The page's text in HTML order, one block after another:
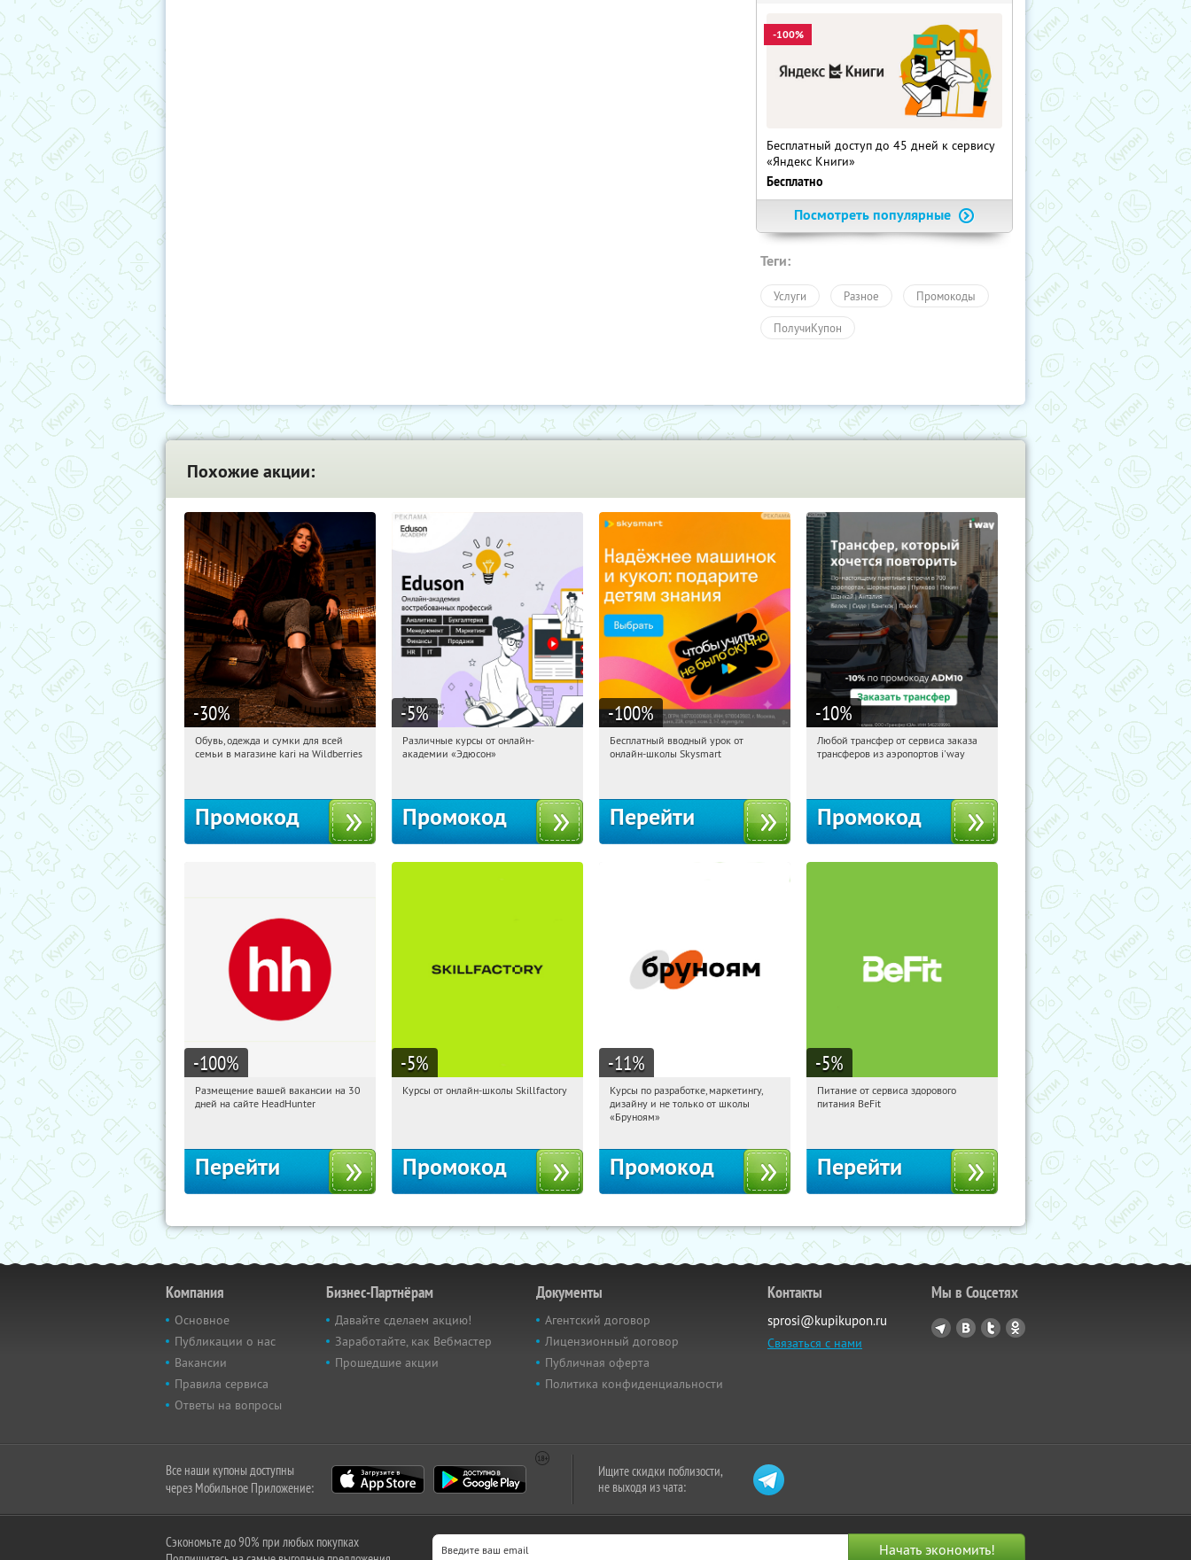
-100%
Бесплатный доступ до 45 дней к сервису
«Яндекс Книги»
Бесплатно
Посмотреть популярные
Теги:
Услуги Разное Промокоды
ПолучиКупон
Похожие акции:
-30%
00:20:24 Получили:
Обувь, одежда и сумки для всей
семьи в магазине kari на Wildberries
Промокод
-5%
00:20:24 Получили:
Различные курсы от онлайн-
академии «Эдюсон»
Промокод
-100%
00:20:24
Получи первым!
Бесплатный вводный урок от
онлайн-школы Skysmart
Перейти
-10%
00:20:24
Получи первым!
Любой трансфер от сервиса заказа
трансферов из аэропортов i'way
Промокод
-100%
00:20:24
Получи первым!
Размещение вашей вакансии на 30
дней на сайте HeadHunter
Перейти
-5%
00:20:24
Получи первым!
Курсы от онлайн-школы Skillfactory
Промокод
-11%
00:20:24
Получи первым!
Россия
Курсы по разработке, маркетингу,
дизайну и не только от школы
«Бруноям»
Промокод
-5%
00:20:24
Получи первым!
Питание от сервиса здорового
питания BeFit
Перейти
Компания
Основное
Публикации о нас
Вакансии
Правила сервиса
Ответы на вопросы
Бизнес-Партнёрам
Давайте сделаем акцию!
Заработайте, как Вебмастер
Прошедшие акции
Документы
Агентский договор
Лицензионный договор
Публичная оферта
Политика конфиденциальности
Контакты
sprosi@kupikupon.ru
Связаться с нами
Мы в Соцсетях
Все наши купоны доступны
через Мобильное Приложение:
Ищите скидки поблизости,
не выходя из чата:
Сэкономьте до 90% при любых покупках